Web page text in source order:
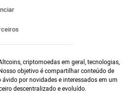
criptomoedas em geral, tecnologias,
objetivo é compartilhar conteúdo de
por novidades e interessados em um
descentralizado e evoluído.